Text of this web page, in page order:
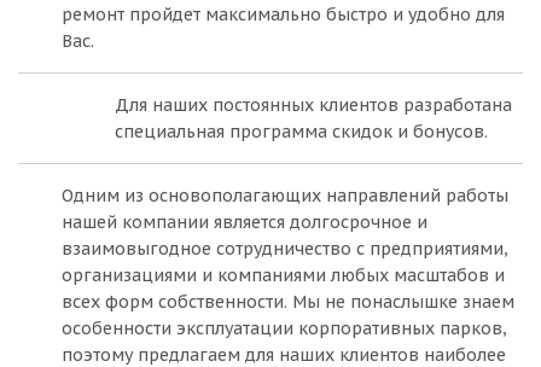
ремонт пройдет максимально быстро и удобно для
Вас.
Для наших постоянных клиентов разработана
специальная программа скидок и бонусов.
Одним из основополагающих направлений работы
нашей компании является долгосрочное и
взаимовыгодное сотрудничество с предприятиями,
организациями и компаниями любых масштабов и
всех форм собственности. Мы не понаслышке знаем
особенности эксплуатации корпоративных парков,
поэтому предлагаем для наших клиентов наиболее